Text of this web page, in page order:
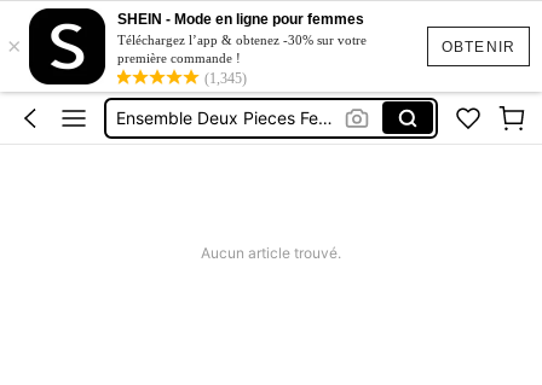
OBTENIR
×
SHEIN - Mode en ligne pour femmes
Téléchargez l’app & obtenez -30% sur votre
première commande !
(1,345)
Short Jeans Femme
Squishy
Ensemble Deux Pieces Femme Chic
Aucun article trouvé.